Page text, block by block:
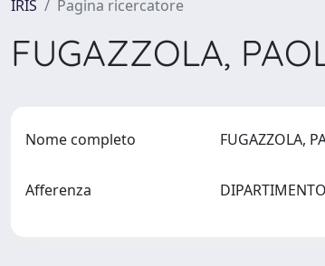
IRIS Pagina ricercatore
FUGAZZOLA,
Nome completo FUGAZZOLA,
Afferenza